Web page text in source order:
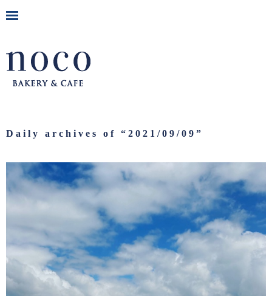
Daily archives of “ 2021/09/09 ”